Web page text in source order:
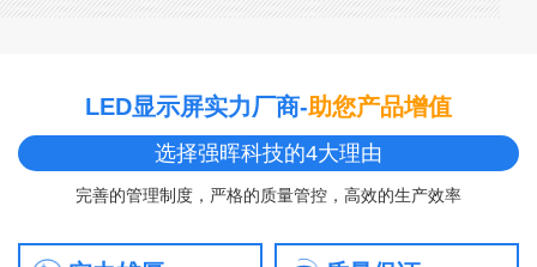
LED显示屏实力厂商-助您产品增值
选择强晖科技的4大理由
完善的管理制度，严格的质量管控，高效的生产效率